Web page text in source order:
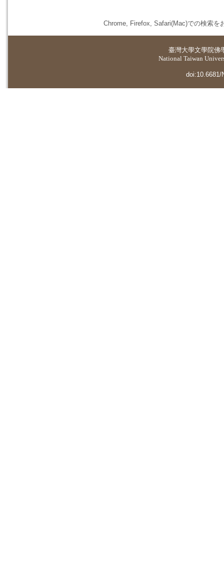
Chrome, Firefox, Safari(Mac)での検索を
臺灣大學文學院佛
National Taiwan
doi:10.6681/